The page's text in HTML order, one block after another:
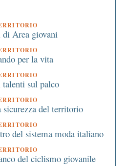
di Area giovani
per la vita
sul palco
sicurezza del territorio
del sistema moda italiano
del ciclismo giovanile